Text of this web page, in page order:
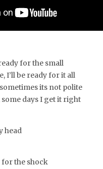
for the small
I’ll be ready for it all
its not polite
some days I get it right
head
for the shock